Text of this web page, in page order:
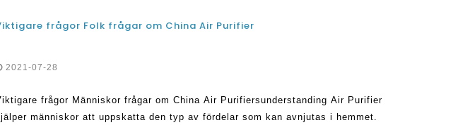
frågor Folk frågar om China Air Purifier
2021-07-28
frågor Människor frågar om China Air Purifiersunderstanding Air Purifier
människor att uppskatta den typ av fördelar som kan avnjutas i hemmet.